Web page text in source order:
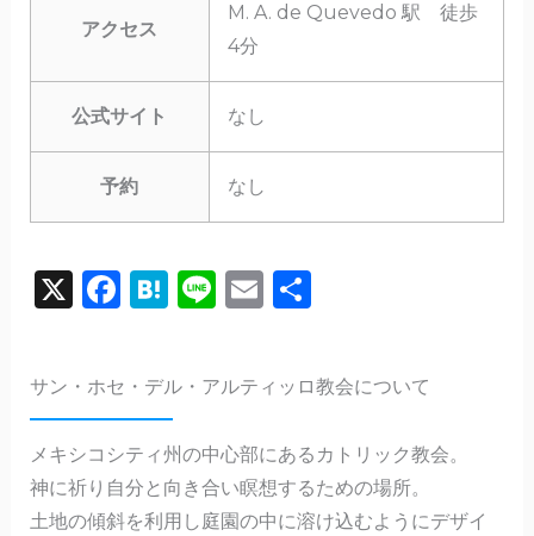
アクセス
M. A. de Quevedo 駅 徒歩
4分
公式サイト なし
予約 なし
F
e
b
o
o
E
l
Li
H
n
a
X
共
サン・ホセ・デル・アルティッロ教会について
メキシコシティ州の中心部にあるカトリック教会。
神に祈り自分と向き合い瞑想するための場所。
土地の傾斜を利用し庭園の中に溶け込むようにデザイ